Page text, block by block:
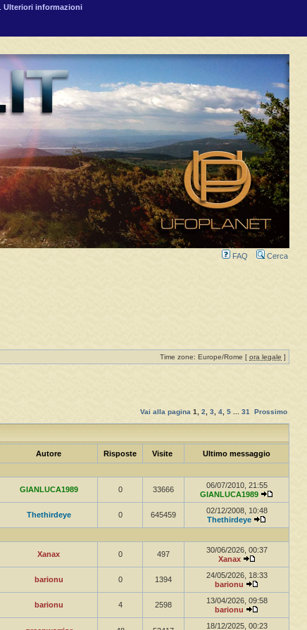
Ulteriori informazioni
FAQ Cerca
Time zone: Europe/Rome [ ora legale ]
Vai alla pagina 1, 2, 3, 4, 5 ... 31 Prossimo
Autore Risposte Visite Ultimo messaggio
GIANLUCA1989 0 33666
06/07/2010, 21:55
GIANLUCA1989
Thethirdeye 0 645459
02/12/2008, 10:48
Thethirdeye
Xanax 0 497
30/06/2026, 00:37
Xanax
barionu 0 1394
24/05/2026, 18:33
barionu
barionu 4 2598
13/04/2026, 09:58
barionu
18/12/2025, 00:23